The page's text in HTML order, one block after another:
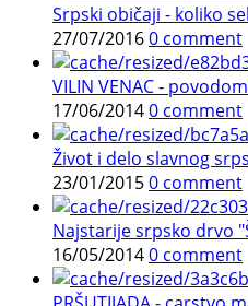
Srpski običaji - koliko
27/07/20160 comment
VILIN VENAC -
17/06/20140 comment
Život i delo slavnog
23/01/20150 comment
Najstarije srpsko drvo
16/05/20140 comment